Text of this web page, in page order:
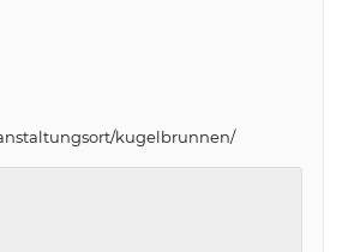
kugelbrunnen/